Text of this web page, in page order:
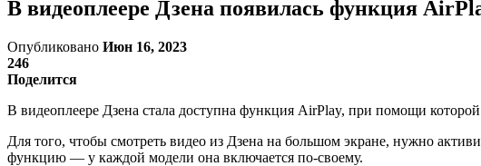
В видеоплеере Дзена появилась функция
Опубликовано Июн 16, 2023
246
Поделится
В видеоплеере Дзена стала доступна функция AirPlay, при помощи
Для того, чтобы смотреть видео из Дзена на большом экране, нужно
функцию — у каждой модели она включается по-своему.